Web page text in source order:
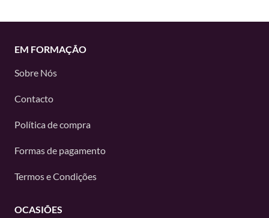
EM FORMAÇÃO
Sobre Nós
Contacto
Política de compra
Formas de pagamento
Termos e Condições
OCASIÕES